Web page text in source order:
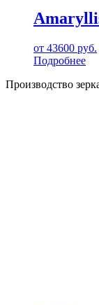
от 43600 руб.
Подробнее
Производство